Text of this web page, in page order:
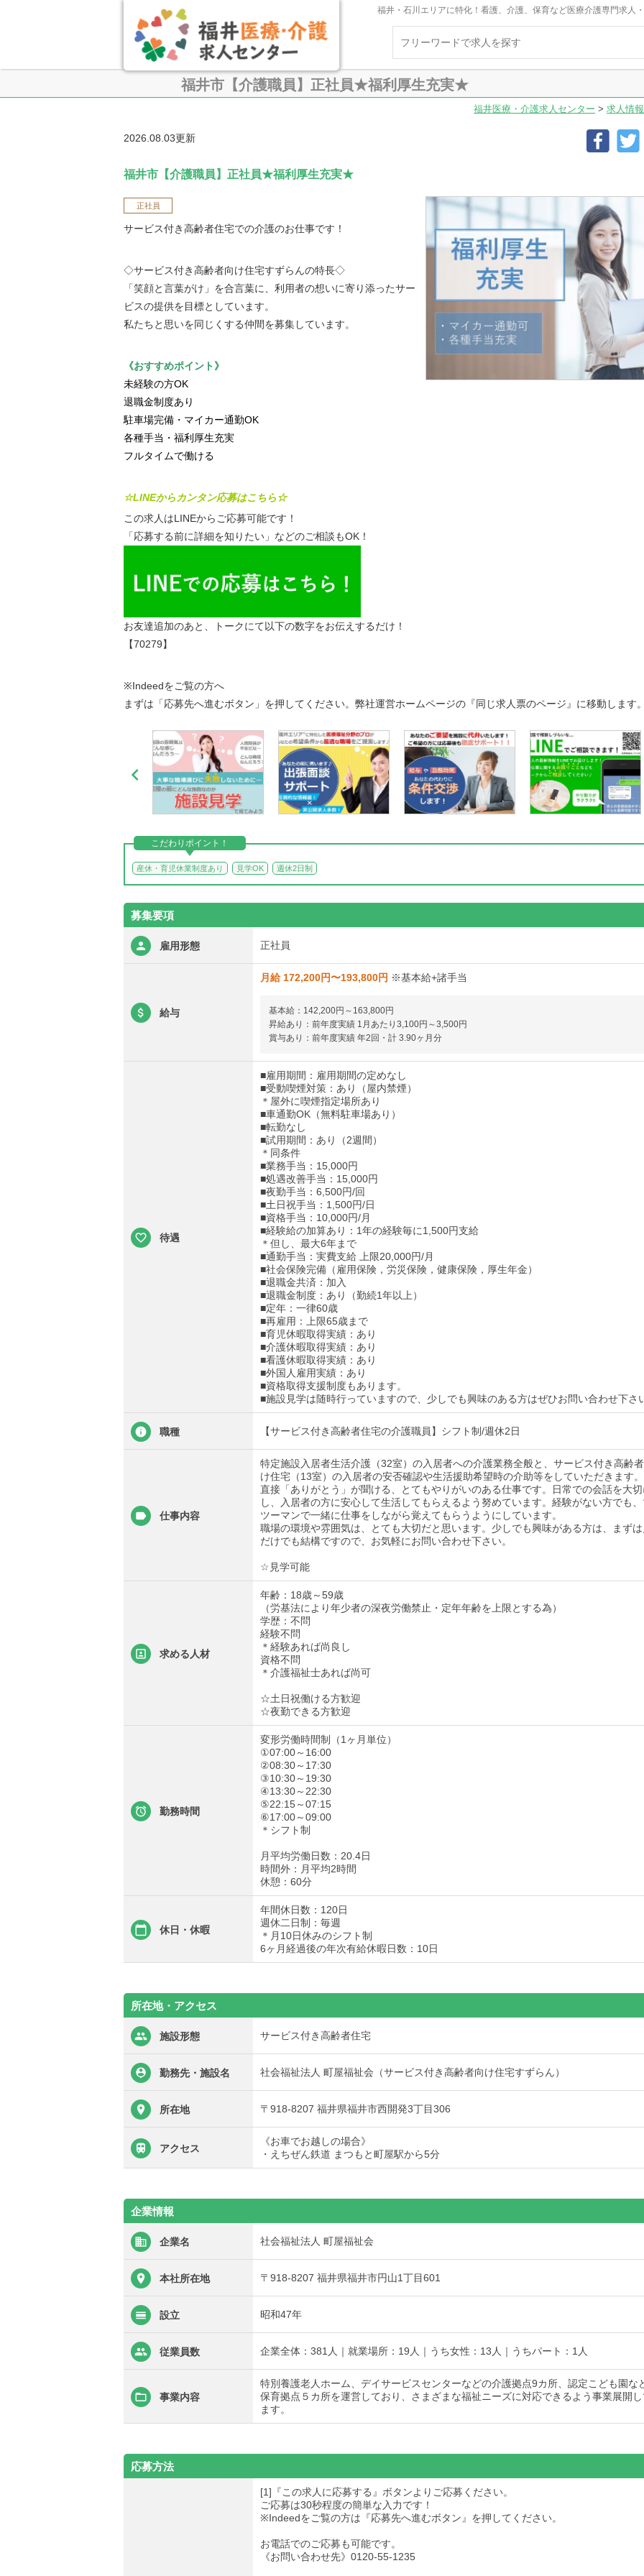
福井・石川エリアに特化！看護、介護、保育など医療介護専門求人
福井市【介護職員】正社員★福利厚生充実★
福井医療・介護求人センター > 求人情報
2026.08.03更新
福井市【介護職員】正社員★福利厚生充実★
正社員
サービス付き高齢者住宅での介護のお仕事です！
◇サービス付き高齢者向け住宅すずらんの特長◇
「笑顔と言葉がけ」を合言葉に、利用者の想いに寄り添ったサー
ビスの提供を目標としています。
私たちと思いを同じくする仲間を募集しています。
《おすすめポイント》
未経験の方OK
退職金制度あり
駐車場完備・マイカー通勤OK
各種手当・福利厚生充実
フルタイムで働ける
☆LINEからカンタン応募はこちら☆
この求人はLINEからご応募可能です！
「応募する前に詳細を知りたい」などのご相談もOK！
お友達追加のあと、トークにて以下の数字をお伝えするだけ！
【70279】
※Indeedをご覧の方へ
まずは「応募先へ進むボタン」を押してください。弊社運営ホームページの『同じ求人票のページ』に移動します

こだわりポイント！
産休・育児休業制度あり 見学OK 週休2日制
募集要項
雇用形態 正社員
給与
月給 172,200円〜193,800円 ※基本給+諸手当
基本給：142,200円～163,800円
昇給あり：前年度実績 1月あたり3,100円～3,500円
賞与あり：前年度実績 年2回・計 3.90ヶ月分
待遇
■雇用期間：雇用期間の定めなし
■受動喫煙対策：あり（屋内禁煙）
＊屋外に喫煙指定場所あり
■車通勤OK（無料駐車場あり）
■転勤なし
■試用期間：あり（2週間）
＊同条件
■業務手当：15,000円
■処遇改善手当：15,000円
■夜勤手当：6,500円/回
■土日祝手当：1,500円/日
■資格手当：10,000円/月
■経験給の加算あり：1年の経験毎に1,500円支給
＊但し、最大6年まで
■通勤手当：実費支給 上限20,000円/月
■社会保険完備（雇用保険，労災保険，健康保険，厚生年金）
■退職金共済：加入
■退職金制度：あり（勤続1年以上）
■定年：一律60歳
■再雇用：上限65歳まで
■育児休暇取得実績：あり
■介護休暇取得実績：あり
■看護休暇取得実績：あり
■外国人雇用実績：あり
■資格取得支援制度もあります。
■施設見学は随時行っていますので、少しでも興味のある方はぜひお問い合わせ下さ
職種 【サービス付き高齢者住宅の介護職員】シフト制/週休2日
仕事内容
特定施設入居者生活介護（32室）の入居者への介護業務全般と、サービス付き高齢
け住宅（13室）の入居者の安否確認や生活援助希望時の介助等をしていただきます。
直接「ありがとう」が聞ける、とてもやりがいのある仕事です。日常での会話を大
し、入居者の方に安心して生活してもらえるよう努めています。経験がない方でも
ツーマンで一緒に仕事をしながら覚えてもらうようにしています。
職場の環境や雰囲気は、とても大切だと思います。少しでも興味がある方は、まず
だけでも結構ですので、お気軽にお問い合わせ下さい。
☆見学可能
求める人材
年齢：18歳～59歳
（労基法により年少者の深夜労働禁止・定年年齢を上限とする為）
学歴：不問
経験不問
＊経験あれば尚良し
資格不問
＊介護福祉士あれば尚可
☆土日祝働ける方歓迎
☆夜勤できる方歓迎
勤務時間
変形労働時間制（1ヶ月単位）
①07:00～16:00
②08:30～17:30
③10:30～19:30
④13:30～22:30
⑤22:15～07:15
⑥17:00～09:00
＊シフト制
月平均労働日数：20.4日
時間外：月平均2時間
休憩：60分
休日・休暇
年間休日数：120日
週休二日制：毎週
＊月10日休みのシフト制
6ヶ月経過後の年次有給休暇日数：10日
所在地・アクセス
施設形態 サービス付き高齢者住宅
勤務先・施設名 社会福祉法人 町屋福祉会（サービス付き高齢者向け住宅すずらん）
所在地 〒918-8207 福井県福井市西開発3丁目306
アクセス
《お車でお越しの場合》
・えちぜん鉄道 まつもと町屋駅から5分
企業情報
企業名 社会福祉法人 町屋福祉会
本社所在地 〒918-8207 福井県福井市円山1丁目601
設立 昭和47年
従業員数 企業全体：381人｜就業場所：19人｜うち女性：13人｜うちパート：1人
事業内容
特別養護老人ホーム、デイサービスセンターなどの介護拠点9カ所、認定こども園な
保育拠点５カ所を運営しており、さまざまな福祉ニーズに対応できるよう事業展開
ます。
応募方法
[1]『この求人に応募する』ボタンよりご応募ください。
ご応募は30秒程度の簡単な入力です！
※Indeedをご覧の方は『応募先へ進むボタン』を押してください。
お電話でのご応募も可能です。
《お問い合わせ先》0120-55-1235